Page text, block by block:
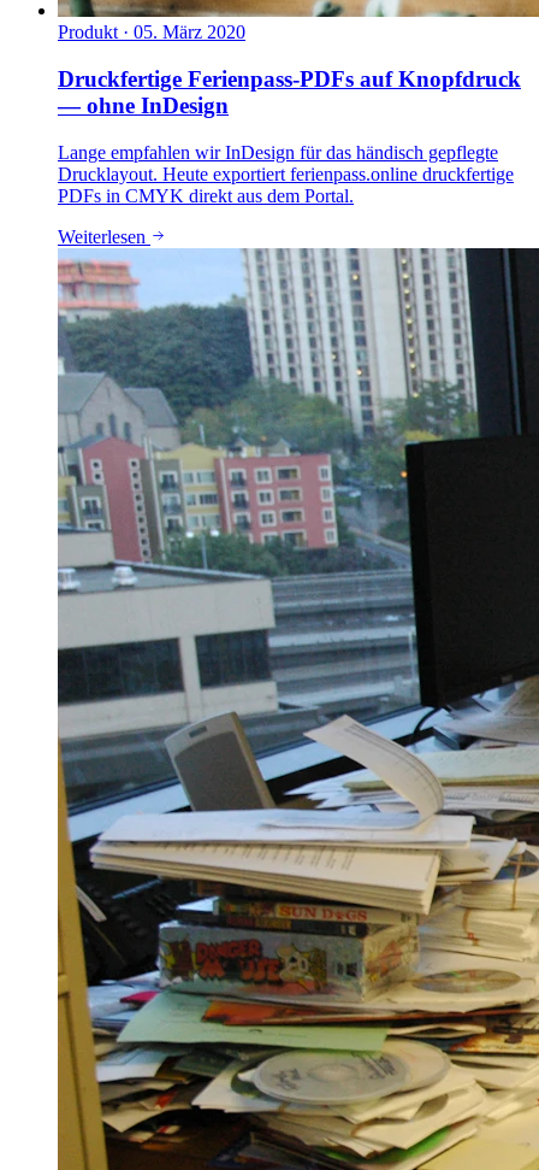
Produkt · 05. März 2020
Druckfertige Ferienpass-PDFs auf Knopfdruck
— ohne InDesign
Lange empfahlen wir InDesign für das händisch gepflegte
Drucklayout. Heute exportiert ferienpass.online druckfertige
PDFs in CMYK direkt aus dem Portal.
Weiterlesen